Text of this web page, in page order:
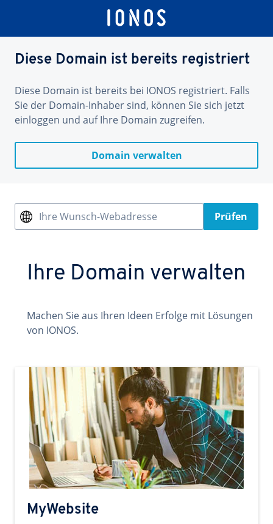
Diese Domain ist bereits registriert
Diese Domain ist bereits bei IONOS registriert. Falls
Sie der Domain-Inhaber sind, können Sie sich jetzt
einloggen und auf Ihre Domain zugreifen.
Domain verwalten
Ihre Wunsch-Webadresse Prüfen
Ihre Domain verwalten
Machen Sie aus Ihren Ideen Erfolge mit Lösungen
von IONOS.
MyWebsite